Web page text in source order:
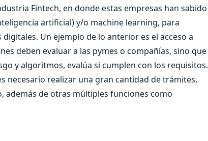
Fintech, en donde estas empresas han sabido
artificial) y/o machine learning, para
Un ejemplo de lo anterior es el acceso a
deben evaluar a las pymes o compañías, sino que
y algoritmos, evalúa si cumplen con los requisitos.
necesario realizar una gran cantidad de trámites,
de otras múltiples funciones como